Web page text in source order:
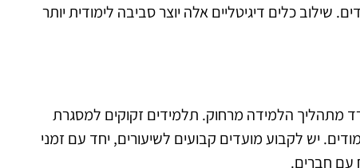
כלים דיגיטליים אלה יוצר סביבה לימודית יותר
מתהליך הלמידה מרחוק. תלמידים זקוקים למסגרת
יש לקבוע מועדים קבועים לשיעורים, יחד עם זמני
עם חברים.